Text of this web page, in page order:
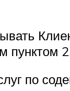
пунктом
по